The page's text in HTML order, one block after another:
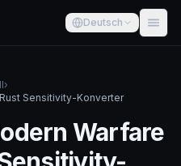
Deutsch
›
Sensitivity-Konverter
Warfare